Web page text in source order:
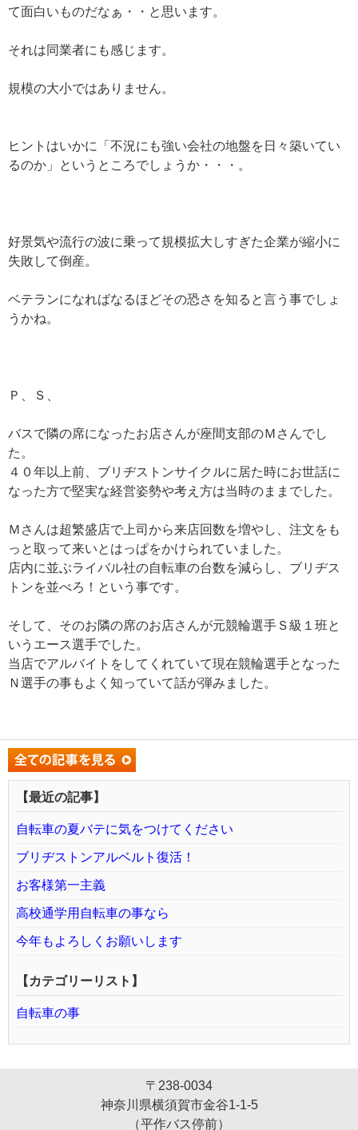
て面白いものだなぁ・・と思います。
それは同業者にも感じます。
規模の大小ではありません。
ヒントはいかに「不況にも強い会社の地盤を日々築いてい
るのか」というところでしょうか・・・。
好景気や流行の波に乗って規模拡大しすぎた企業が縮小に
失敗して倒産。
ベテランになればなるほどその恐さを知ると言う事でしょ
うかね。
Ｐ、Ｓ、
バスで隣の席になったお店さんが座間支部のＭさんでし
た。
４０年以上前、ブリヂストンサイクルに居た時にお世話に
なった方で堅実な経営姿勢や考え方は当時のままでした。
Ｍさんは超繁盛店で上司から来店回数を増やし、注文をも
っと取って来いとはっぱをかけられていました。
店内に並ぶライバル社の自転車の台数を減らし、ブリヂス
トンを並べろ！という事です。
そして、そのお隣の席のお店さんが元競輪選手Ｓ級１班と
いうエース選手でした。
当店でアルバイトをしてくれていて現在競輪選手となった
Ｎ選手の事もよく知っていて話が弾みました。
【最近の記事】
自転車の夏バテに気をつけてください
ブリヂストンアルベルト復活！
お客様第一主義
高校通学用自転車の事なら
今年もよろしくお願いします
【カテゴリーリスト】
自転車の事
〒238-0034
神奈川県横須賀市金谷1-1-5
（平作バス停前）